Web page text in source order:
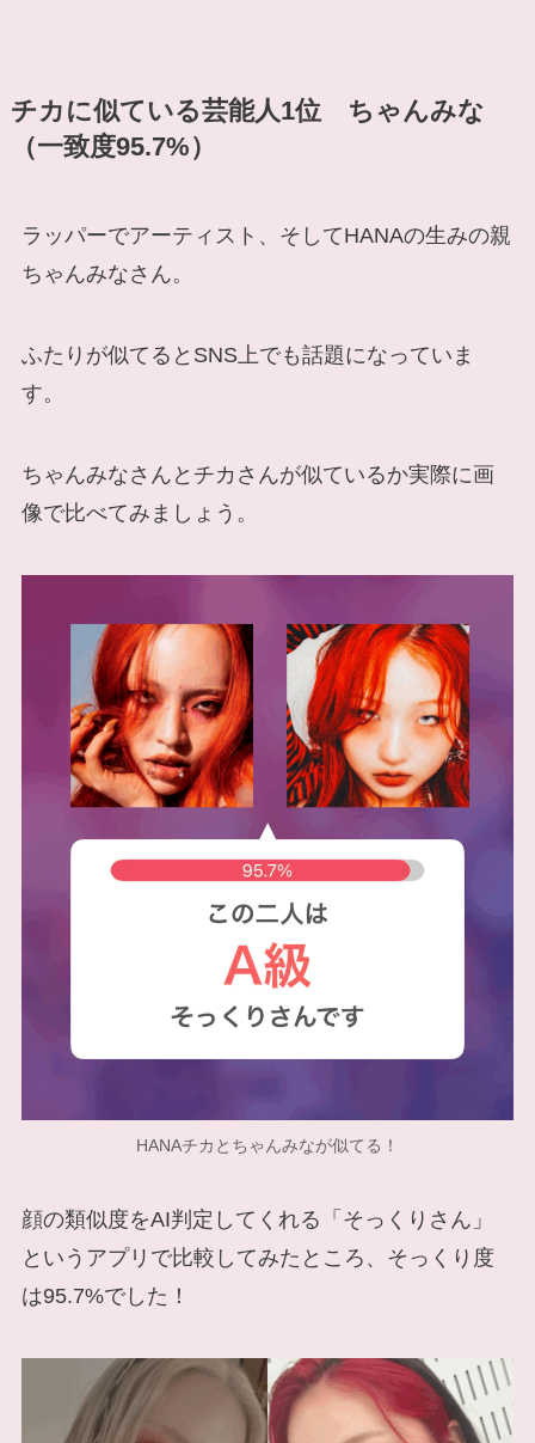
チカに似ている芸能人1位 ちゃんみな
（一致度95.7%）
ラッパーでアーティスト、そしてHANAの生みの親
ちゃんみなさん。
ふたりが似てるとSNS上でも話題になっていま
す。
ちゃんみなさんとチカさんが似ているか実際に画
像で比べてみましょう。
HANAチカとちゃんみなが似てる！
顔の類似度をAI判定してくれる「そっくりさん」
というアプリで比較してみたところ、そっくり度
は95.7%でした！